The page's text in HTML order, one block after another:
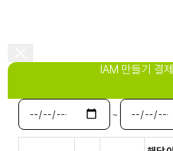
IAM 만들기 결
~